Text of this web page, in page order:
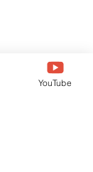
YouTube